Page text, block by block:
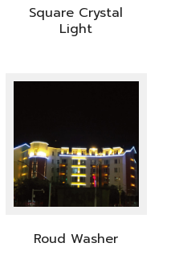
Square Crystal
Light
Roud Washer